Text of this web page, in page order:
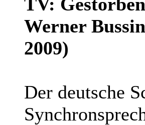
Werner
2009)
Der deutsche